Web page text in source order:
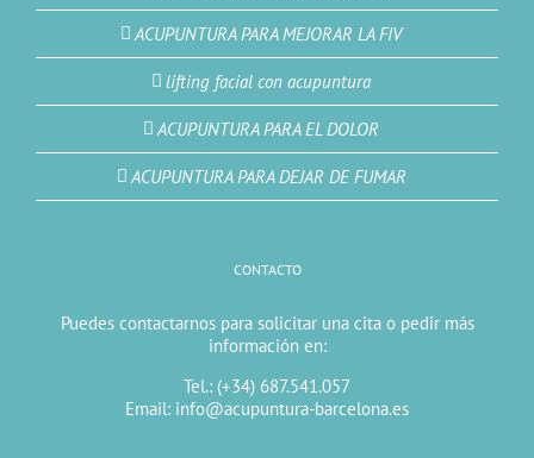
ACUPUNTURA PARA MEJORAR LA FIV
lifting facial con acupuntura
ACUPUNTURA PARA EL DOLOR
ACUPUNTURA PARA DEJAR DE FUMAR
CONTACTO
Puedes contactarnos para solicitar una cita o pedir más
información en:
Tel.: (+34) 687.541.057
Email: info@acupuntura-barcelona.es